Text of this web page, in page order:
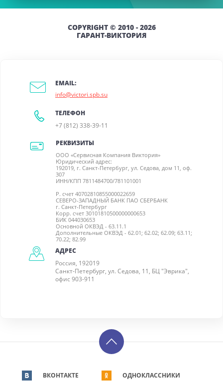
COPYRIGHT © 2010 - 2026
ГАРАНТ-ВИКТОРИЯ
АДРЕС
Россия, 192019
Санкт-Петербург, ул. Седова, 11, БЦ "Эврика",
офис 903-911
EMAIL:
info@victori.spb.su
ТЕЛЕФОН
+7 (812) 338-39-11
РЕКВИЗИТЫ
ООО «Сервисная Компания Виктория»
Юридический адрес:
192019, г. Санкт-Петербург, ул. Седова, дом 11, оф.
307
ИНН/КПП 7811484700/781101001
Р. счет 40702810855000022659
СЕВЕРО-ЗАПАДНЫЙ БАНК ПАО СБЕРБАНК
г. Санкт-Петербург
Корр. счет 30101810500000000653
БИК 044030653
Основной ОКВЭД - 63.11.1
Дополнительные ОКВЭД - 62.01; 62.02; 62.09; 63.11;
70.22; 82.99
ВКОНТАКТЕ ОДНОКЛАССНИКИ